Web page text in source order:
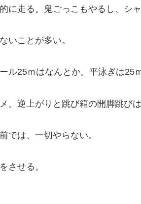
に走る。鬼ごっこもやるし、シ
いことが多い。
ル25ｍはなんとか。平泳ぎは25
。逆上がりと跳び箱の開脚跳び
では、一切やらない。
させる。